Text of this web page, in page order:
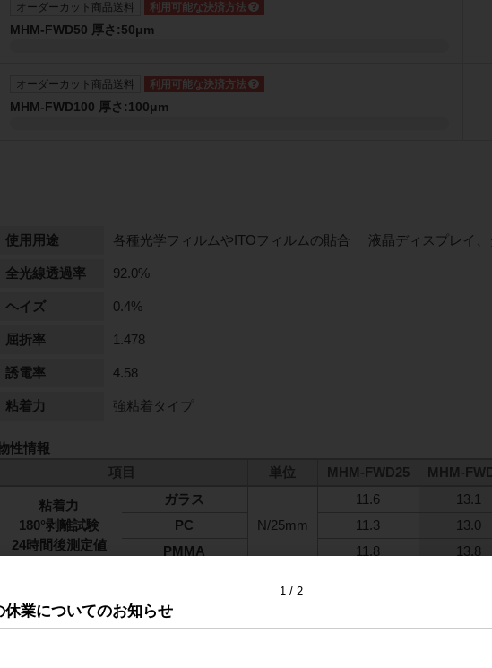
オーダーカット商品送料
MHM-FWD50 厚さ:50μm
オーダーカット商品送料
MHM-FWD100 厚さ:100μm
各種光学フィルムやITOフィルムの貼合 液晶ディスプレイ
全光線透過率 92.0%
ヘイズ 0.4%
屈折率 1.478
誘電率 4.58
粘着力 強粘着タイプ
項目 単位 MHM-FWD25 MHM-
粘着力
180°剥離試験
24時間後測定値
ガラス
PC
PMMA
N/25mm
11.6
11.3
11.8
13.1
13.0
13.8
関連ページ
1 2
休業についてのお知らせ